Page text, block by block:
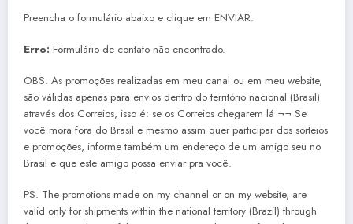
Preencha o formulário abaixo e clique em ENVIAR.
Erro: Formulário de contato não encontrado.
OBS. As promoções realizadas em meu canal ou em meu website,
são válidas apenas para envios dentro do território nacional (Brasil)
através dos Correios, isso é: se os Correios chegarem lá ¬¬ Se
você mora fora do Brasil e mesmo assim quer participar dos sorteios
e promoções, informe também um endereço de um amigo seu no
Brasil e que este amigo possa enviar pra você.
PS. The promotions made on my channel or on my website, are
valid only for shipments within the national territory (Brazil) through